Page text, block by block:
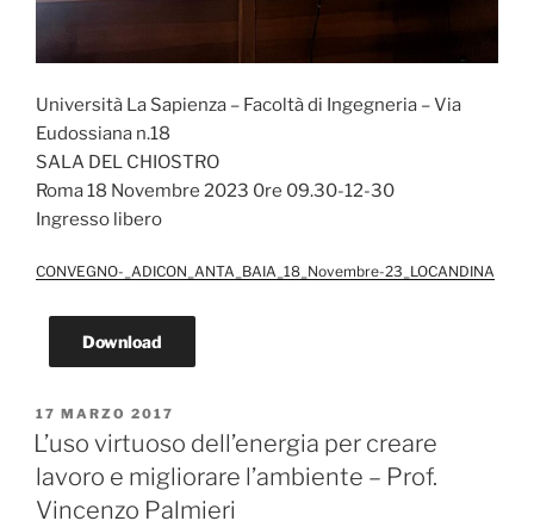
Università La Sapienza – Facoltà di Ingegneria – Via
Eudossiana n.18
SALA DEL CHIOSTRO
Roma 18 Novembre 2023 0re 09.30-12-30
Ingresso libero
CONVEGNO-_ADICON_ANTA_BAIA_18_Novembre-23_LOCANDINA
Download
PUBBLICATO
IL
17 MARZO 2017
L’uso virtuoso dell’energia per creare
lavoro e migliorare l’ambiente – Prof.
Vincenzo Palmieri